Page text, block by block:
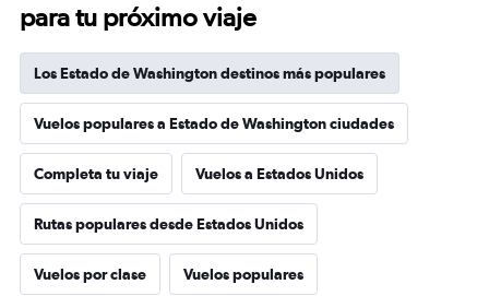
para tu próximo viaje
Los Estado de Washington destinos más populares
Vuelos populares a Estado de Washington ciudades
Completa tu viaje Vuelos a Estados Unidos
Rutas populares desde Estados Unidos
Vuelos por clase Vuelos populares